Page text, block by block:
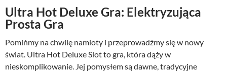
Ultra Hot Deluxe Gra: Elektryzująca
Prosta Gra
Pomińmy na chwilę namioty i przeprowadźmy się w nowy
świat. Ultra Hot Deluxe Slot to gra, która dąży w
nieskomplikowanie. Jej pomysłem są dawne, tradycyjne